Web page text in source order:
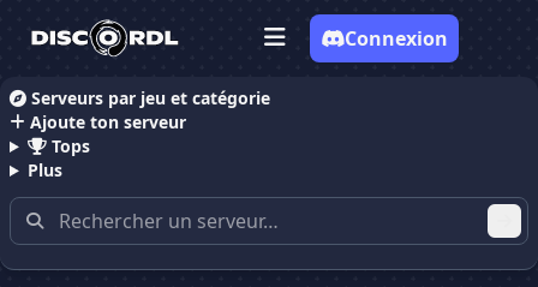
Serveurs par jeu et catégorie
Ajoute ton serveur
Tops
Plus
Connexion
Accueil
Serveurs Discord contenant
"communautaire"